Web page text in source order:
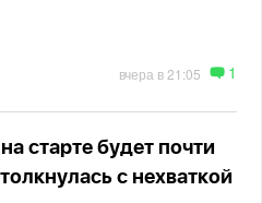
вчера в 21:05 1
старте будет почти
с нехваткой